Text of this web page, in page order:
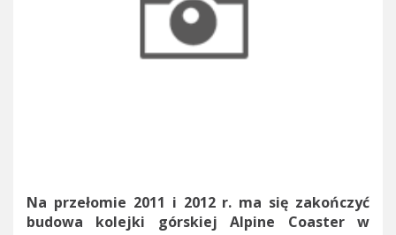
Na przełomie 2011 i 2012 r. ma się zakończyć
budowa kolejki górskiej Alpine Coaster w